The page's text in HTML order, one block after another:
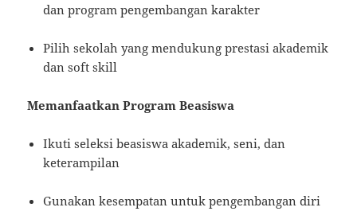
dan program pengembangan karakter
Pilih sekolah yang mendukung prestasi akademik
dan soft skill
Memanfaatkan Program Beasiswa
Ikuti seleksi beasiswa akademik, seni, dan
keterampilan
Gunakan kesempatan untuk pengembangan diri